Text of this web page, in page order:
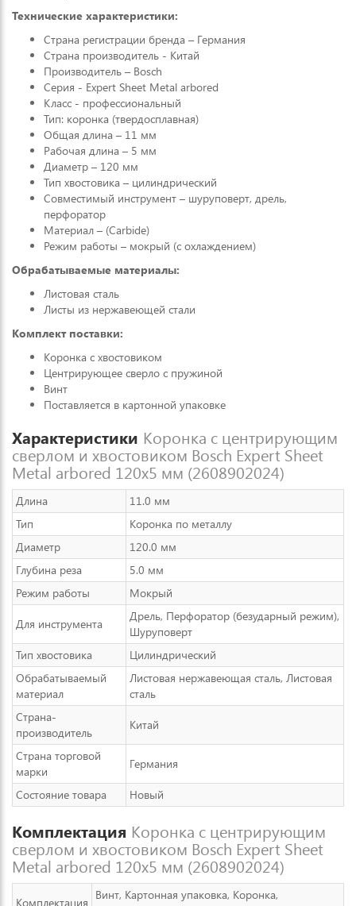
Технические характеристики:
Страна регистрации бренда – Германия
Страна производитель - Китай
Производитель – Bosch
Серия - Expert Sheet Metal arbored
Класс - профессиональный
Тип: коронка (твердосплавная)
Общая длина – 11 мм
Рабочая длина – 5 мм
Диаметр – 120 мм
Тип хвостовика – цилиндрический
Совместимый инструмент – шуруповерт, дрель,
перфоратор
Материал – (Carbide)
Режим работы – мокрый (с охлаждением)
Обрабатываемые материалы:
Листовая сталь
Листы из нержавеющей стали
Комплект поставки:
Коронка с хвостовиком
Центрирующее сверло с пружиной
Винт
Поставляется в картонной упаковке
Характеристики Коронка с центрирующим
сверлом и хвостовиком Bosch Expert Sheet
Metal arbored 120x5 мм (2608902024)
Длина
11.0 мм
Тип
Коронка по металлу
Диаметр
120.0 мм
Глубина реза
5.0 мм
Режим работы
Мокрый
Для инструмента
Дрель, Перфоратор (безударный режим),
Шуруповерт
Тип хвостовика
Цилиндрический
Обрабатываемый
материал
Листовая нержавеющая сталь, Листовая
сталь
Страна-
производитель
Китай
Страна торговой
марки
Германия
Состояние товара Новый
Комплектация Коронка с центрирующим
сверлом и хвостовиком Bosch Expert Sheet
Metal arbored 120x5 мм (2608902024)
Комплектация
Винт, Картонная упаковка, Коронка,